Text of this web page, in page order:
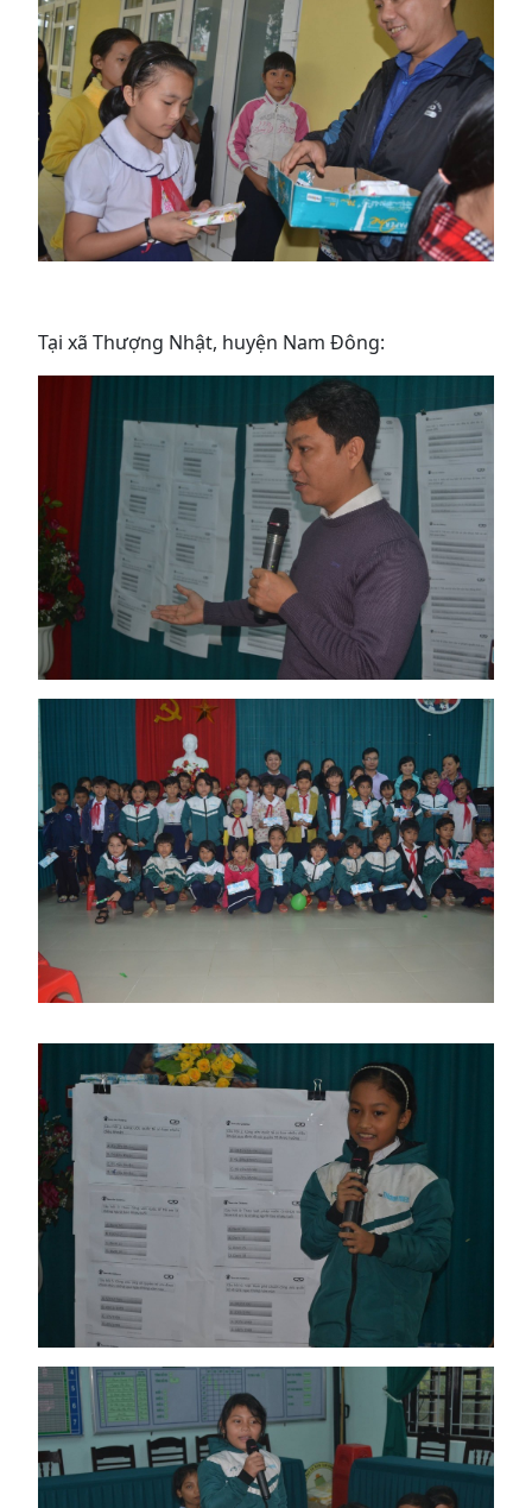
Tại xã Thượng Nhật, huyện Nam Đông: